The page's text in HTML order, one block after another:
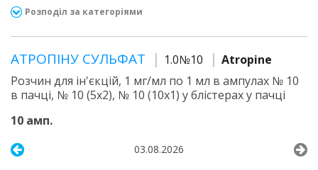
Розподіл за категоріями
АТРОПІНУ СУЛЬФАТ 1.0№10
Atropine
Розчин для ін'єкцій, 1 мг/мл по 1 мл в ампулах № 10
в пачці, № 10 (5х2), № 10 (10х1) у блістерах у пачці
10 амп.
03.08.2026